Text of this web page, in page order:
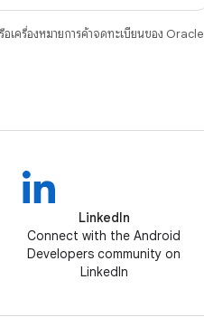
เครื่องหมายการค้าจดทะเบียนของ Oracle
LinkedIn
Connect with the Android
Developers community on
LinkedIn